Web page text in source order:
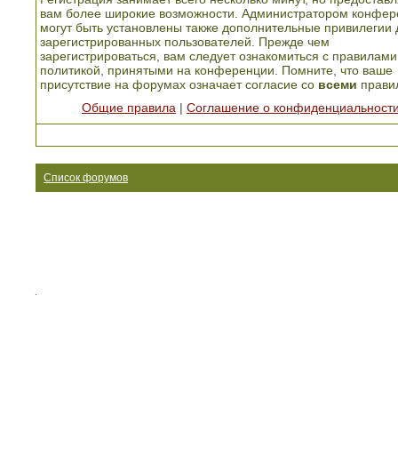
вам более широкие возможности. Администратором
могут быть установлены также дополнительные привилегии
зарегистрированных пользователей. Прежде чем
зарегистрироваться, вам следует ознакомиться с
политикой, принятыми на конференции. Помните, что ваше
присутствие на форумах означает согласие со всеми
Общие правила
Соглашение о
Список форумов